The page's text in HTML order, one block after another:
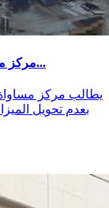
مركز مساواة ومنظمة "انسان، طبيعة وقانون": وزارة...
يطالب مركز